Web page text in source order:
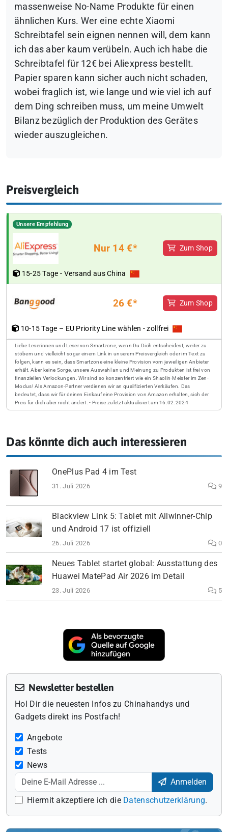
massenweise No-Name Produkte für einen
ähnlichen Kurs. Wer eine echte Xiaomi
Schreibtafel sein eignen nennen will, dem kann
ich das aber kaum verübeln. Auch ich habe die
Schreibtafel für 12€ bei Aliexpress bestellt.
Papier sparen kann sicher auch nicht schaden,
wobei fraglich ist, wie lange und wie viel ich auf
dem Ding schreiben muss, um meine Umwelt
Bilanz bezüglich der Produktion des Gerätes
wieder auszugleichen.
Preisvergleich
Unsere Empfehlung
Nur 14 €* Zum Shop
15-25 Tage - Versand aus China
26 €* Zum Shop
10-15 Tage – EU Priority Line wählen - zollfrei
Liebe Leserinnen und Leser von Smartzone, wenn Du Dich entscheidest, weiter zu
stöbern und vielleicht sogar einem Link in unserem Preisvergleich oder im Text zu
folgen, kann es sein, dass Smartzone eine kleine Provision vom jeweiligen Anbieter
erhält. Aber keine Sorge, unsere Auswahl an und Meinung zu Produkten ist frei von
finanziellen Verlockungen. Wir sind so konzentriert wie ein Shaolin-Meister im Zen-
Modus! Als Amazon-Partner verdienen wir an qualifizierten Verkäufen. Das
bedeutet, dass wir für deinen Einkauf eine Provision von Amazon erhalten, sich der
Preis für dich aber nicht ändert. - Preise zuletzt aktualisiert am 16.02.2024
Das könnte dich auch interessieren
OnePlus Pad 4 im Test
31. Juli 2026 9
Blackview Link 5: Tablet mit Allwinner-Chip
und Android 17 ist offiziell
26. Juli 2026 0
Neues Tablet startet global: Ausstattung des
Huawei MatePad Air 2026 im Detail
23. Juli 2026 5
Newsletter bestellen
Hol Dir die neuesten Infos zu Chinahandys und
Gadgets direkt ins Postfach!
Angebote
Tests
News
Anmelden
Hiermit akzeptiere ich die Datenschutzerklärung.